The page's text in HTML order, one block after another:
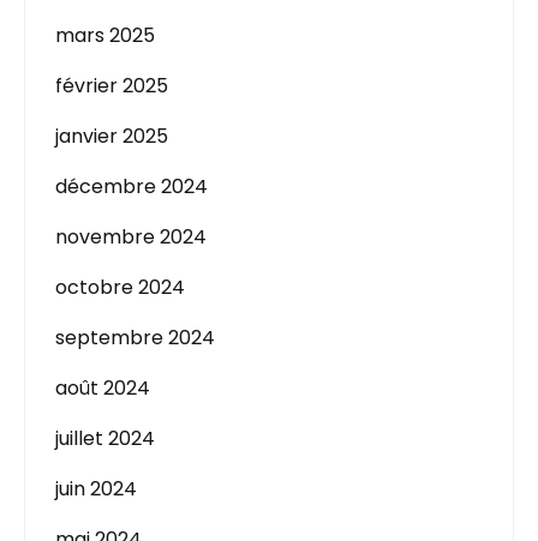
mars 2025
février 2025
janvier 2025
décembre 2024
novembre 2024
octobre 2024
septembre 2024
août 2024
juillet 2024
juin 2024